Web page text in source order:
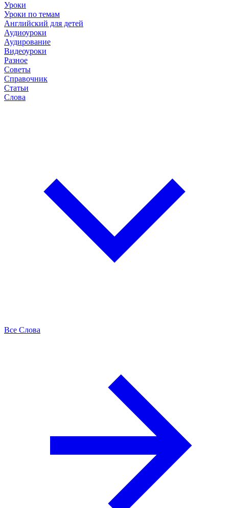
Уроки
Уроки по темам
Английский для детей
Аудиоуроки
Аудирование
Видеоуроки
Разное
Советы
Справочник
Статьи
Слова
Все Слова